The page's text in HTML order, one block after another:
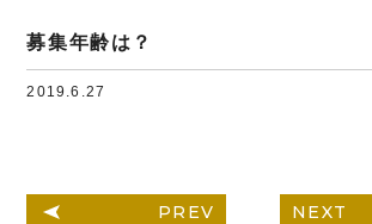
募集年齢は？
2019.6.27
PREV NEXT